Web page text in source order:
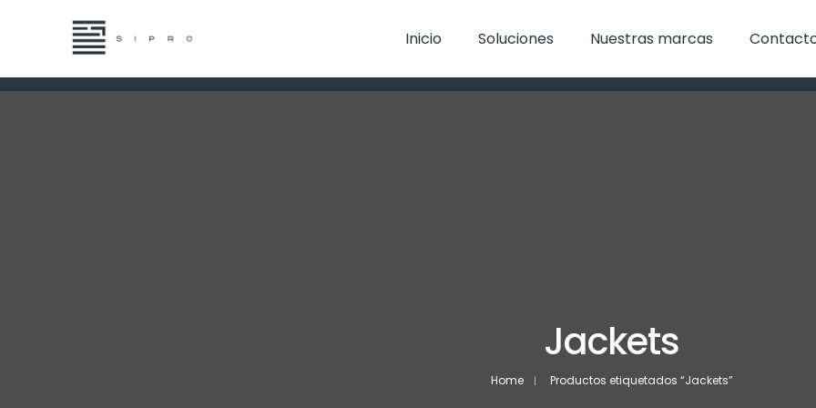
Inicio Soluciones Nuestras marcas
Jackets
Home Productos etiquetados “Jackets”